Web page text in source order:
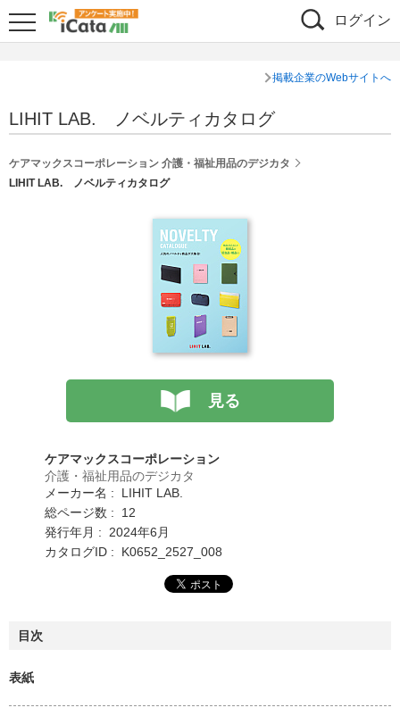
ログイン
掲載企業のWebサイトへ
LIHIT LAB. ノベルティカタログ
ケアマックスコーポレーション 介護・福祉用品のデジカタ
LIHIT LAB. ノベルティカタログ
見る
ケアマックスコーポレーション
介護・福祉用品のデジカタ
メーカー名 : LIHIT LAB.
総ページ数 : 12
発行年月 : 2024年6月
カタログID : K0652_2527_008
目次
表紙